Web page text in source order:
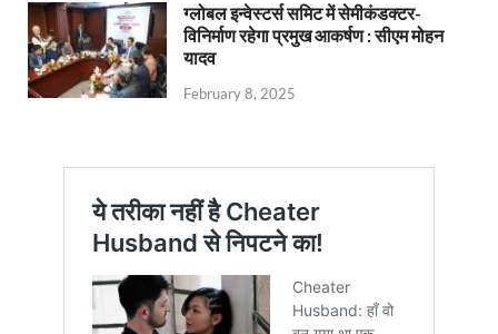
ग्लोबल इन्वेस्टर्स समिट में सेमीकंडक्टर-
विनिर्माण रहेगा प्रमुख आकर्षण : सीएम मोहन
यादव
February 8, 2025